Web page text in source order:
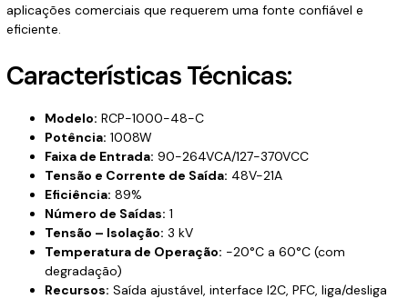
aplicações comerciais que requerem uma fonte confiável e
eficiente.
Características Técnicas:
Modelo: RCP-1000-48-C
Potência: 1008W
Faixa de Entrada: 90-264VCA/127-370VCC
Tensão e Corrente de Saída: 48V-21A
Eficiência: 89%
Número de Saídas: 1
Tensão – Isolação: 3 kV
Temperatura de Operação: -20°C a 60°C (com
degradação)
Recursos: Saída ajustável, interface I2C, PFC, liga/desliga